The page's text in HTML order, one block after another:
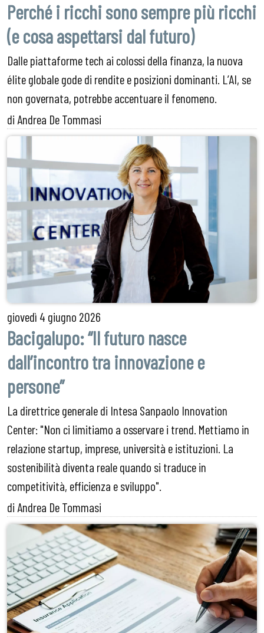
Perché i ricchi sono sempre più ricchi
(e cosa aspettarsi dal futuro)
Dalle piattaforme tech ai colossi della finanza, la nuova
élite globale gode di rendite e posizioni dominanti. L’AI, se
non governata, potrebbe accentuare il fenomeno.
di Andrea De Tommasi
giovedì 4 giugno 2026
Bacigalupo: “Il futuro nasce
dall’incontro tra innovazione e
persone”
La direttrice generale di Intesa Sanpaolo Innovation
Center: "Non ci limitiamo a osservare i trend. Mettiamo in
relazione startup, imprese, università e istituzioni. La
sostenibilità diventa reale quando si traduce in
competitività, efficienza e sviluppo".
di Andrea De Tommasi